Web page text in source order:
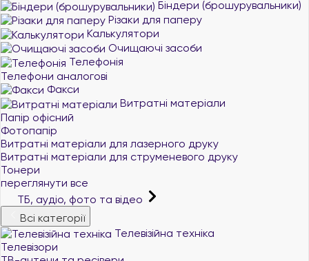
Біндери (брошурувальники)
Різаки для паперу
Калькулятори
Очищаючі засоби
Телефонія
Телефони аналогові
Факси
Витратні матеріали
Папір офісний
Фотопапір
Витратні матеріали для лазерного друку
Витратні матеріали для струменевого друку
Тонери
переглянути все
ТБ, аудіо, фото та відео
Всі категорії
Телевізійна техніка
Телевізори